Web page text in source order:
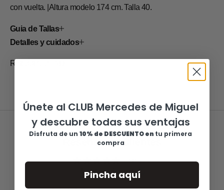
con vuelta. |Altura modelo 174 cm. Talla 40.
Guia de Tallas
Detalles y cuidados
Ref: 33P615-AD
Reseñas de Clientes
5.00 de 5
Basado en 1 reseña
Únete al CLUB Mercedes de Miguel
y descubre todas sus ventajas
Disfruta de un 10% de DESCUENTO en tu primera
compra
Pincha aquí